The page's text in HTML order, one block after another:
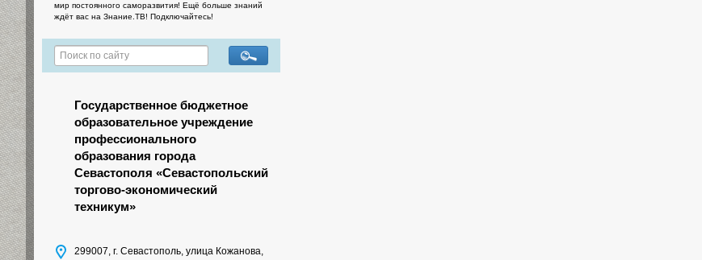
мир постоянного саморазвития! Ещё больше знаний
ждёт вас на Знание.ТВ! Подключайтесь!
Государственное бюджетное
образовательное учреждение
профессионального
образования города
Севастополя «Севастопольский
торгово-экономический
техникум»
299007, г. Севастополь, улица Кожанова,